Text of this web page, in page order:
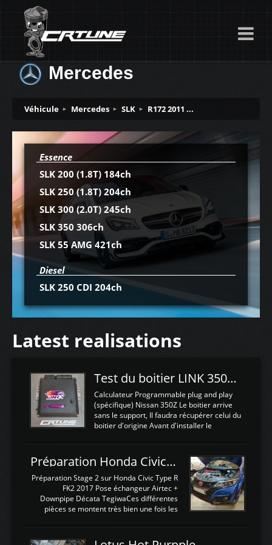
Mercedes
Véhicule Mercedes SLK R172 2011 ...
Essence
SLK 200 (1.8T) 184ch
SLK 250 (1.8T) 204ch
SLK 300 (2.0T) 245ch
SLK 350 306ch
SLK 55 AMG 421ch
Diesel
SLK 250 CDI 204ch
Latest realisations
Test du boitier LINK 350Z Plugin ECU
Calculateur Programmable plug and play
(spécifique) Nissan 350Z Le boitier arrive
sans le support, Il faudra récupérer celui du
boitier d'origine Avant d'installer le
d'envoyer l'information de la large bande
dans le boitier. sydney sweeney deepfake
La sortie 0-5V de l'afr sera connectée sur
l'entrée AN Volt 8 et GndAN pour
Analogique, et Volt car l'information est une
tension (Pas une résistance variable d'un
est temps de brancher le ...
Préparation Honda Civic Type R FK2
Préparation Stage 2 sur Honda Civic Type R
FK2 2017 Pose échangeur Airtec +
Downpipe Décata TegiwaCes différentes
pièces se montent très bien une fois les
légere découpe du plastique inferieur,